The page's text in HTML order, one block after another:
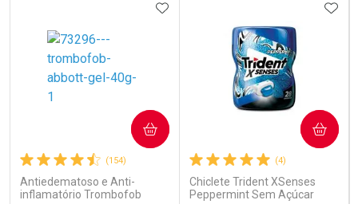
Comprar sem Desconto
Por R$ 29,30/cada
Comprar sem Desconto
Por R$ 29,30/cada
(154)
Antiedematoso e Anti-
inflamatório Trombofob
ADICIONAR AOS FAVORITOS
COMPRAR
(4)
Chiclete Trident XSenses
Peppermint Sem Açúcar
COMPRAR